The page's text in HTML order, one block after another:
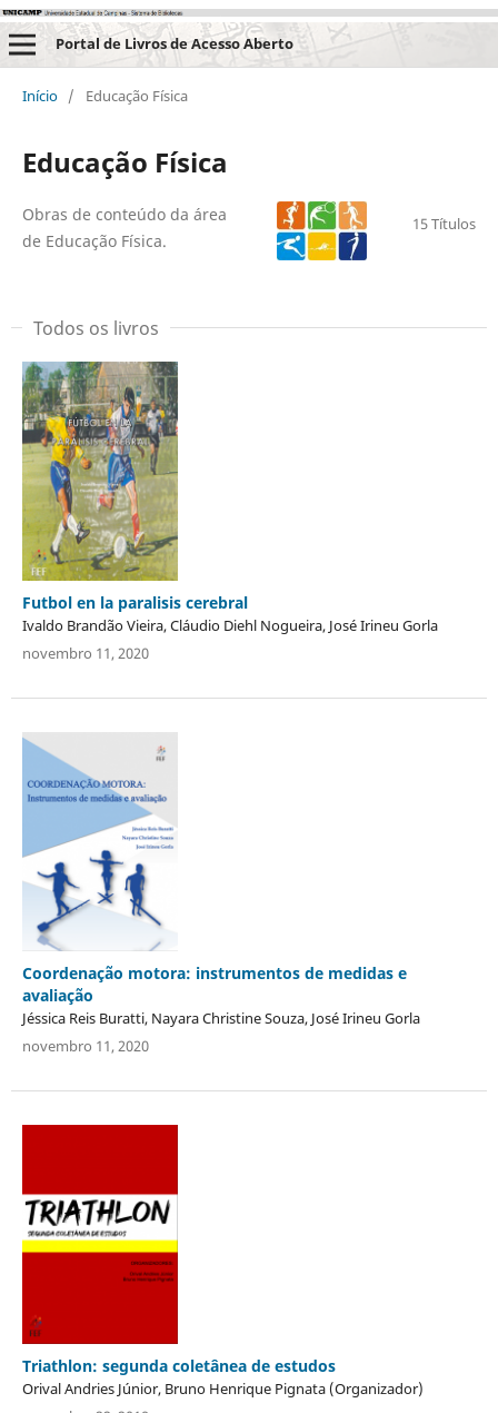
Portal de Livros de Acesso Aberto
Início / Educação Física
Educação Física
15 Títulos
Obras de conteúdo da área
de Educação Física.
Todos os livros
Futbol en la paralisis cerebral
Ivaldo Brandão Vieira, Cláudio Diehl Nogueira, José Irineu Gorla
novembro 11, 2020
Coordenação motora: instrumentos de medidas e
avaliação
Jéssica Reis Buratti, Nayara Christine Souza, José Irineu Gorla
novembro 11, 2020
Triathlon: segunda coletânea de estudos
Orival Andries Júnior, Bruno Henrique Pignata (Organizador)